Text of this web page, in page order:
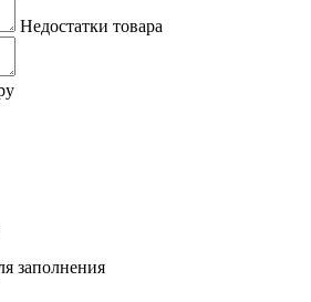
Недостатки товара
заполнения